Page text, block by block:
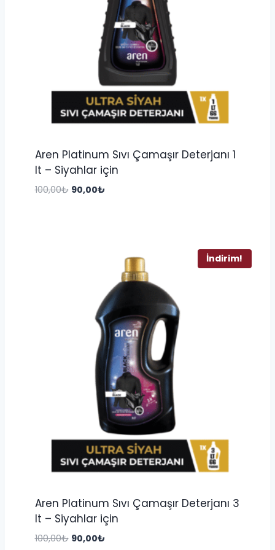
Aren Platinum Sıvı Çamaşır Deterjanı 1
lt – Siyahlar için
100,00₺ Orijinal
90,00₺Şu
İndirim!
Aren Platinum Sıvı Çamaşır Deterjanı 3
lt – Siyahlar için
100,00₺ Orijinal
90,00₺Şu